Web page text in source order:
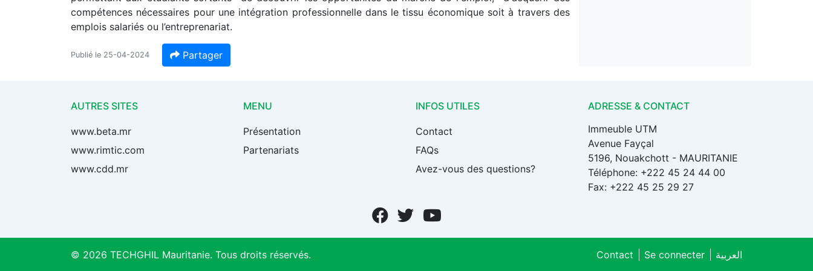
compétences nécessaires pour une intégration professionnelle dans le tissu économique soit à travers des
emplois salariés ou l’entreprenariat.
Publié le 25-04-2024 Partager
AUTRES SITES
www.beta.mr
www.rimtic.com
www.cdd.mr
MENU
Présentation
Partenariats
INFOS UTILES
Contact
FAQs
Avez-vous des questions?
ADRESSE & CONTACT
Immeuble UTM
Avenue Fayçal
5196, Nouakchott - MAURITANIE
Téléphone: +222 45 24 44 00
Fax: +222 45 25 29 27
© 2026 TECHGHIL Mauritanie. Tous droits réservés. Contact Se connecter العربية